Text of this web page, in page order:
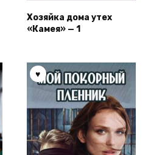
Хозяйка дома утех
«Камея» — 1